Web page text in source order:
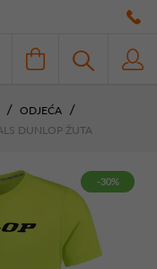
ODJEĆA
DUNLOP ŽUTA
-30%